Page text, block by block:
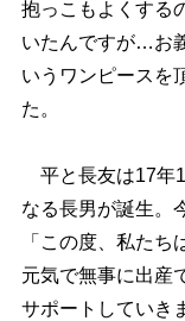
抱っこもよくする
いたんですが…お
いうワンピースを
た。
平と長友は17年
なる長男が誕生。
「この度、私た
元気で無事に出産
サポートしていき